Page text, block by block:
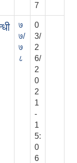
7
७
७/
७
८
0
3/
2
6/
2
0
2
1
-
1
5:
0
6